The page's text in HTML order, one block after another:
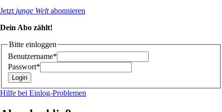
Jetzt junge Weltabonnieren
Dein Abo zählt!
Bitte einloggen
Benutzername*
Passwort*
Hilfe bei Einlog-Problemen